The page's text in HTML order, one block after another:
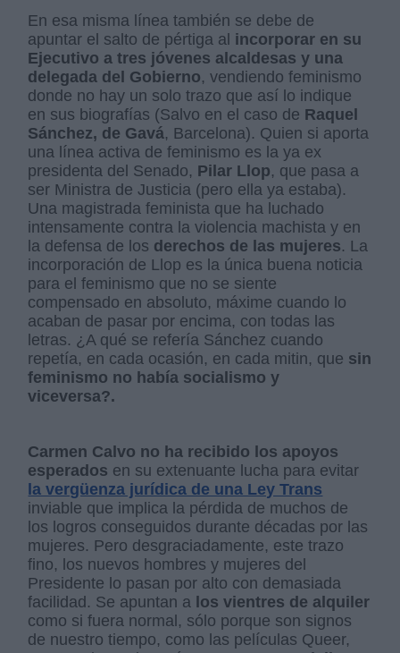
En esa misma línea también se debe de
apuntar el salto de pértiga al incorporar en su
Ejecutivo a tres jóvenes alcaldesas y una
delegada del Gobierno, vendiendo feminismo
donde no hay un solo trazo que así lo indique
en sus biografías (Salvo en el caso de Raquel
Sánchez, de Gavá, Barcelona). Quien si aporta
una línea activa de feminismo es la ya ex
presidenta del Senado, Pilar Llop, que pasa a
ser Ministra de Justicia (pero ella ya estaba).
Una magistrada feminista que ha luchado
intensamente contra la violencia machista y en
la defensa de los derechos de las mujeres. La
incorporación de Llop es la única buena noticia
para el feminismo que no se siente
compensado en absoluto, máxime cuando lo
acaban de pasar por encima, con todas las
letras. ¿A qué se refería Sánchez cuando
repetía, en cada ocasión, en cada mitin, que sin
feminismo no había socialismo y
viceversa?.
Carmen Calvo no ha recibido los apoyos
esperados en su extenuante lucha para evitar
la vergüenza jurídica de una Ley Trans
inviable que implica la pérdida de muchos de
los logros conseguidos durante décadas por las
mujeres. Pero desgraciadamente, este trazo
fino, los nuevos hombres y mujeres del
Presidente lo pasan por alto con demasiada
facilidad. Se apuntan a los vientres de alquiler
como si fuera normal, sólo porque son signos
de nuestro tiempo, como las películas Queer,